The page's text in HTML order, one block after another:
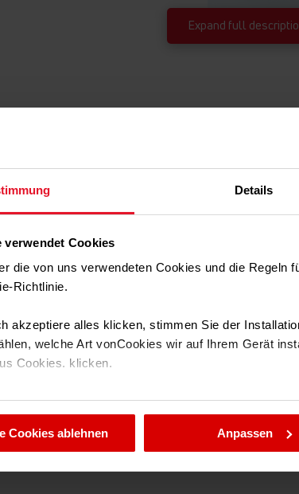
Details
verwendet Cookies
die von uns verwendeten Cookies und die Regeln
Richtlinie.
akzeptiere alles klicken, stimmen Sie der
welche Art vonCookies wir auf Ihrem Gerät
Cookies. klicken.
Cookie-Einstellungen jederzeit ändern, indem Sie
Cookies ablehnen Anpassen
FrostControl
zwischen den
das Reinigen und
Expand full